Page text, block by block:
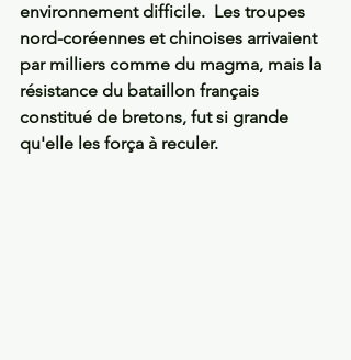
environnement difficile.  Les troupes
nord-coréennes et chinoises arrivaient
par milliers comme du magma, mais la
résistance du bataillon français
constitué de bretons, fut si grande
qu'elle les força à reculer.